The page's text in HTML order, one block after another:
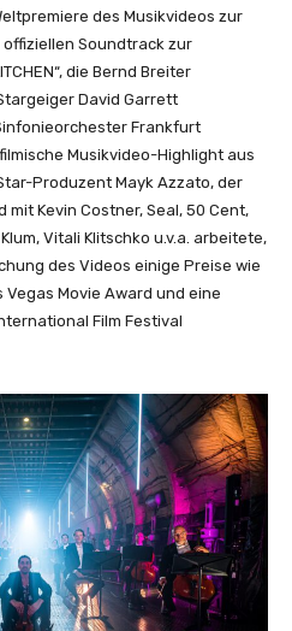
des Musikvideos zur
offiziellen Soundtrack zur
die Bernd Breiter
David Garrett
Frankfurt
Musikvideo-Highlight aus
Produzent Mayk Azzato, der
Kevin Costner, Seal, 50 Cent,
Vitali Klitschko u.v.a. arbeitete,
des Videos einige Preise wie
Vegas Movie Award und eine
Film Festival